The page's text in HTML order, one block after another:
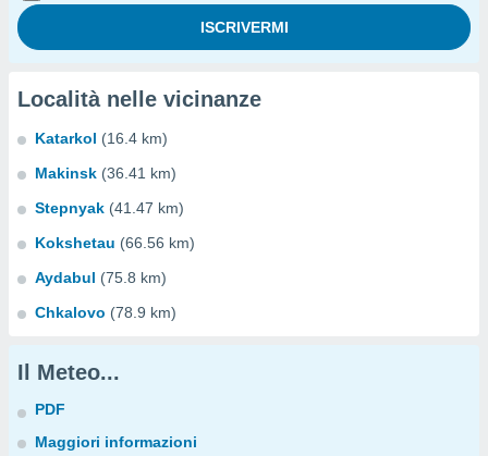
Località nelle vicinanze
Katarkol (16.4 km)
Makinsk (36.41 km)
Stepnyak (41.47 km)
Kokshetau (66.56 km)
Aydabul (75.8 km)
Chkalovo (78.9 km)
Il Meteo...
PDF
Maggiori informazioni